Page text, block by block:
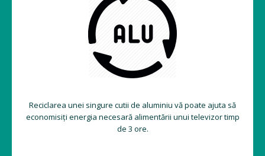
Reciclarea unei singure cutii de aluminiu vă poate ajuta să
economisiți energia necesară alimentării unui televizor timp
de 3 ore.